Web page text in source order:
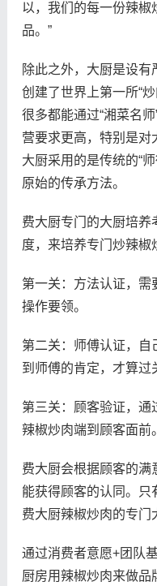
以，我们的每一份辣椒
品。”
除此之外，大厨是设
创建了世界上第一所“
很多都能通过“湘菜名
营要求更高，特别是对
大厨采用的是传统的“
原始的传承方法。
费大厨专门的大厨培养
度，来培养专门炒辣椒
第一关：方法认证，需
操作要领。
第二关：师傅认证，自
到师傅的肯定，才算过
第三关：顾客验证，通
辣椒炒肉端到顾客面前。
费大厨会根据顾客的满
能获得顾客的认同。只
费大厨辣椒炒肉的专门
通过消费者意愿+团队
厨房用辣椒炒肉来做品